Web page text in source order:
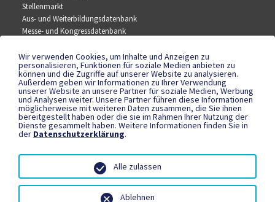
Stellenmarkt
Aus- und Weiterbildungsdatenbank
Messe- und Kongressdatenbank
SOCIAL MEDIA
Facebook
YouTube
Instagram
RECHTLICHES
Datenschutzerklärung
Teilnahmebedingungen
Impressum
Wir verwenden Cookies, um Inhalte und Anzeigen zu
personalisieren, Funktionen für soziale Medien anbieten zu
können und die Zugriffe auf unserer Website zu analysieren.
Außerdem geben wir Informationen zu Ihrer Verwendung
unserer Website an unsere Partner für soziale Medien, Werbung
und Analysen weiter. Unsere Partner führen diese Informationen
möglicherweise mit weiteren Daten zusammen, die Sie ihnen
bereitgestellt haben oder die sie im Rahmen Ihrer Nutzung der
Dienste gesammelt haben. Weitere Informationen finden Sie in
der Datenschutzerklärung.
Ablehnen
Alle zulassen